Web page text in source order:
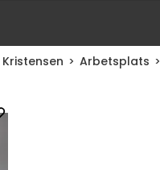
Arbetsplats